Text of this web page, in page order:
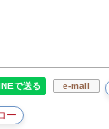
e-mail